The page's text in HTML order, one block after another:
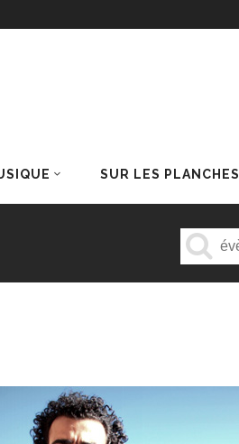
SUR LES PLANCHES